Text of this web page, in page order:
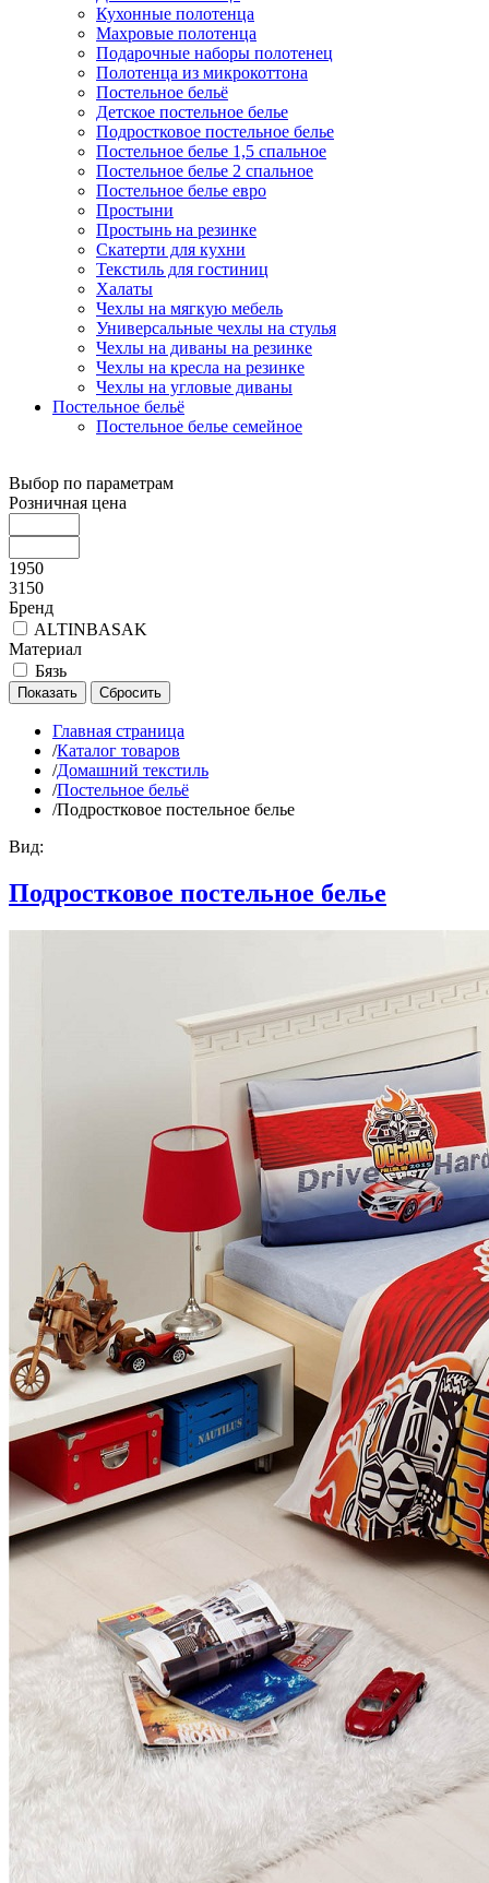
Кухонные полотенца
Махровые полотенца
Подарочные наборы полотенец
Полотенца из микрокоттона
Постельное бельё
Детское постельное белье
Подростковое постельное белье
Постельное белье 1,5 спальное
Постельное белье 2 спальное
Постельное белье евро
Простыни
Простынь на резинке
Скатерти для кухни
Текстиль для гостиниц
Халаты
Чехлы на мягкую мебель
Универсальные чехлы на стулья
Чехлы на диваны на резинке
Чехлы на кресла на резинке
Чехлы на угловые диваны
Постельное бельё
Постельное белье семейное
Выбор по параметрам
Розничная цена
1950
3150
Бренд
ALTINBASAK
Материал
Бязь
Главная страница
/Каталог товаров
/Домашний текстиль
/Постельное бельё
/Подростковое постельное белье
Вид:
Подростковое постельное белье